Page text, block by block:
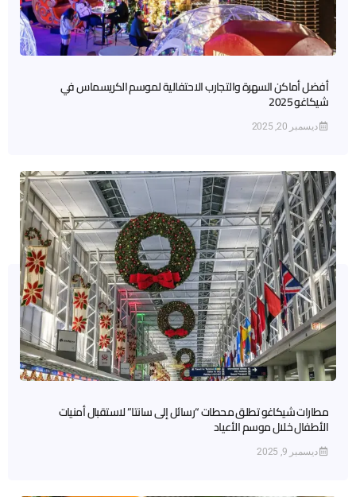
أفضل أماكن السهرة والتجارب الاحتفالية لموسم الكريسماس في
شيكاغو 2025
ديسمبر 20, 2025
مطارات شيكاغو تطلق محطات “رسائل إلى سانتا” لاستقبال أمنيات
الأطفال خلال موسم الأعياد
ديسمبر 9, 2025